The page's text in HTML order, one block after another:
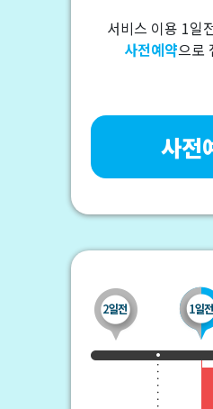
서비스 이용 1일
사전예약으로
사전